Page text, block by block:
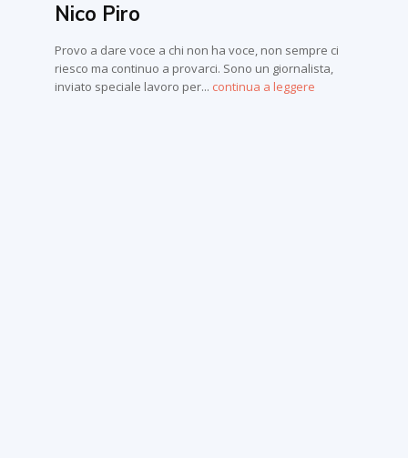
Nico Piro
Provo a dare voce a chi non ha voce, non sempre ci
riesco ma continuo a provarci. Sono un giornalista,
inviato speciale lavoro per... continua a leggere